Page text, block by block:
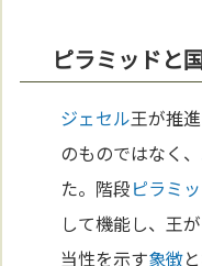
ピラミッドと
ジェセル王が推
のものではなく、
た。階段ピラミ
して機能し、王
当性を示す象徴